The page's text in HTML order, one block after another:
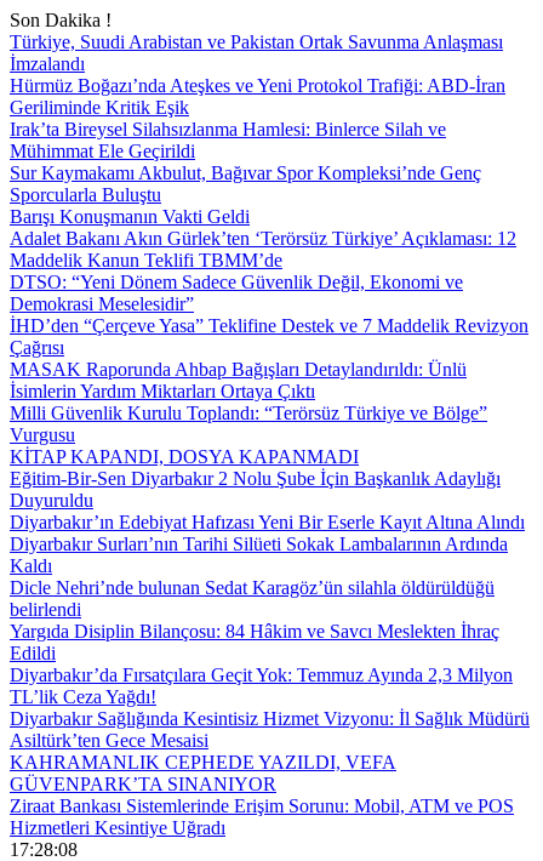
Son Dakika !
Türkiye, Suudi Arabistan ve Pakistan Ortak Savunma Anlaşması
İmzalandı
Hürmüz Boğazı’nda Ateşkes ve Yeni Protokol Trafiği: ABD-İran
Geriliminde Kritik Eşik
Irak’ta Bireysel Silahsızlanma Hamlesi: Binlerce Silah ve
Mühimmat Ele Geçirildi
Sur Kaymakamı Akbulut, Bağıvar Spor Kompleksi’nde Genç
Sporcularla Buluştu
Barışı Konuşmanın Vakti Geldi
Adalet Bakanı Akın Gürlek’ten ‘Terörsüz Türkiye’ Açıklaması: 12
Maddelik Kanun Teklifi TBMM’de
DTSO: “Yeni Dönem Sadece Güvenlik Değil, Ekonomi ve
Demokrasi Meselesidir”
İHD’den “Çerçeve Yasa” Teklifine Destek ve 7 Maddelik Revizyon
Çağrısı
MASAK Raporunda Ahbap Bağışları Detaylandırıldı: Ünlü
İsimlerin Yardım Miktarları Ortaya Çıktı
Milli Güvenlik Kurulu Toplandı: “Terörsüz Türkiye ve Bölge”
Vurgusu
KİTAP KAPANDI, DOSYA KAPANMADI
Eğitim-Bir-Sen Diyarbakır 2 Nolu Şube İçin Başkanlık Adaylığı
Duyuruldu
Diyarbakır’ın Edebiyat Hafızası Yeni Bir Eserle Kayıt Altına Alındı
Diyarbakır Surları’nın Tarihi Silüeti Sokak Lambalarının Ardında
Kaldı
Dicle Nehri’nde bulunan Sedat Karagöz’ün silahla öldürüldüğü
belirlendi
Yargıda Disiplin Bilançosu: 84 Hâkim ve Savcı Meslekten İhraç
Edildi
Diyarbakır’da Fırsatçılara Geçit Yok: Temmuz Ayında 2,3 Milyon
TL’lik Ceza Yağdı!
Diyarbakır Sağlığında Kesintisiz Hizmet Vizyonu: İl Sağlık Müdürü
Asiltürk’ten Gece Mesaisi
KAHRAMANLIK CEPHEDE YAZILDI, VEFA
GÜVENPARK’TA SINANIYOR
Ziraat Bankası Sistemlerinde Erişim Sorunu: Mobil, ATM ve POS
Hizmetleri Kesintiye Uğradı
17:28:10